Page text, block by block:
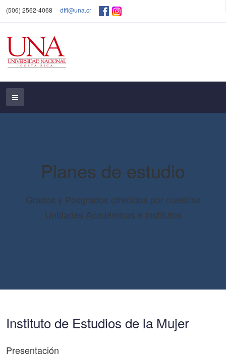
(506) 2562-4068 dffl@una.cr
Planes de estudio
Grados y Posgrados ofrecidos por nuestras
Unidades Académicas e Institutos
Instituto de Estudios de la Mujer
Presentación